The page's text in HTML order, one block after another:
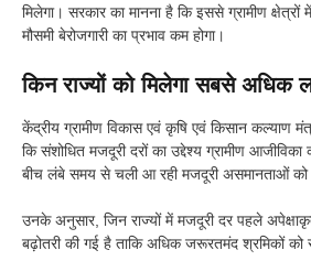
मिलेगा। सरकार का मानना है कि इससे ग्रामीण
मौसमी बेरोजगारी का प्रभाव कम होगा।
किन राज्यों को मिलेगा सबसे अधिक
केंद्रीय ग्रामीण विकास एवं कृषि एवं किसान कल्याण
कि संशोधित मजदूरी दरों का उद्देश्य ग्रामीण
बीच लंबे समय से चली आ रही मजदूरी असमानताओं
उनके अनुसार, जिन राज्यों में मजदूरी दर पहले
बढ़ोतरी की गई है ताकि अधिक जरूरतमंद श्रमिकों को